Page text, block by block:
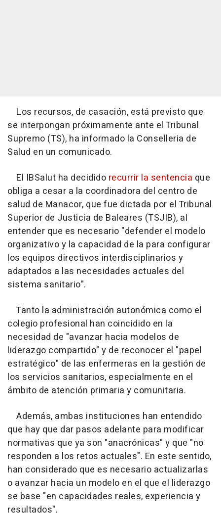
Los recursos, de casación, está previsto que
se interpongan próximamente ante el Tribunal
Supremo (TS), ha informado la Conselleria de
Salud en un comunicado.
El IBSalut ha decidido recurrir la sentencia que
obliga a cesar a la coordinadora del centro de
salud de Manacor, que fue dictada por el Tribunal
Superior de Justicia de Baleares (TSJIB), al
entender que es necesario "defender el modelo
organizativo y la capacidad de la para configurar
los equipos directivos interdisciplinarios y
adaptados a las necesidades actuales del
sistema sanitario".
Tanto la administración autonómica como el
colegio profesional han coincidido en la
necesidad de "avanzar hacia modelos de
liderazgo compartido" y de reconocer el "papel
estratégico" de las enfermeras en la gestión de
los servicios sanitarios, especialmente en el
ámbito de atención primaria y comunitaria.
Además, ambas instituciones han entendido
que hay que dar pasos adelante para modificar
normativas que ya son "anacrónicas" y que "no
responden a los retos actuales". En este sentido,
han considerado que es necesario actualizarlas
o avanzar hacia un modelo en el que el liderazgo
se base "en capacidades reales, experiencia y
resultados".